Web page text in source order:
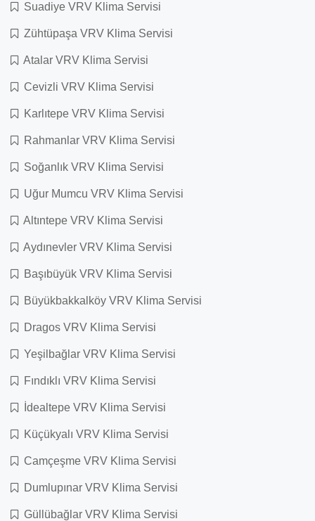
Suadiye VRV Klima Servisi
Zühtüpaşa VRV Klima Servisi
Atalar VRV Klima Servisi
Cevizli VRV Klima Servisi
Karlıtepe VRV Klima Servisi
Rahmanlar VRV Klima Servisi
Soğanlık VRV Klima Servisi
Uğur Mumcu VRV Klima Servisi
Altıntepe VRV Klima Servisi
Aydınevler VRV Klima Servisi
Başıbüyük VRV Klima Servisi
Büyükbakkalköy VRV Klima Servisi
Dragos VRV Klima Servisi
Yeşilbağlar VRV Klima Servisi
Fındıklı VRV Klima Servisi
İdealtepe VRV Klima Servisi
Küçükyalı VRV Klima Servisi
Camçeşme VRV Klima Servisi
Dumlupınar VRV Klima Servisi
Güllübağlar VRV Klima Servisi